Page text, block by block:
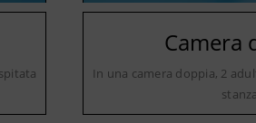
Camera
In una camera doppia, 2